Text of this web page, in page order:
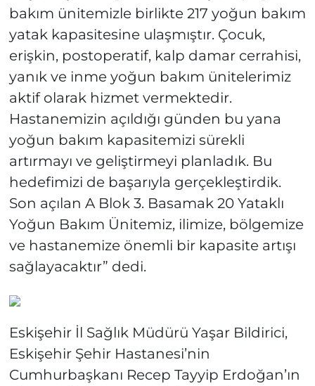
bakım ünitemizle birlikte 217 yoğun bakım
yatak kapasitesine ulaşmıştır. Çocuk,
erişkin, postoperatif, kalp damar cerrahisi,
yanık ve inme yoğun bakım ünitelerimiz
aktif olarak hizmet vermektedir.
Hastanemizin açıldığı günden bu yana
yoğun bakım kapasitemizi sürekli
artırmayı ve geliştirmeyi planladık. Bu
hedefimizi de başarıyla gerçekleştirdik.
Son açılan A Blok 3. Basamak 20 Yataklı
Yoğun Bakım Ünitemiz, ilimize, bölgemize
ve hastanemize önemli bir kapasite artışı
sağlayacaktır” dedi.
Eskişehir İl Sağlık Müdürü Yaşar Bildirici,
Eskişehir Şehir Hastanesi’nin
Cumhurbaşkanı Recep Tayyip Erdoğan’ın